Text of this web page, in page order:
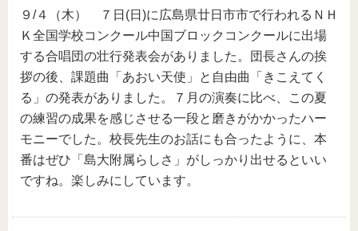
９/４（木） ７日(日)に広島県廿日市市で行われるＮＨ
Ｋ全国学校コンクール中国ブロックコンクールに出場
する合唱団の壮行発表会がありました。団長さんの挨
拶の後、課題曲「あおい天使」と自由曲「きこえてく
る」の発表がありました。７月の演奏に比べ、この夏
の練習の成果を感じさせる一段と磨きがかかったハー
モニーでした。校長先生のお話にも合ったように、本
番はぜひ「島大附属らしさ」がしっかり出せるといい
ですね。楽しみにしています。